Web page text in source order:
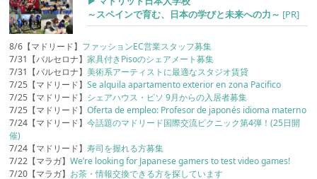
～スペインで育む、日本の学びと未来への力～ [PR]
8/6【マドリード】 ファッションEC営業スタッフ募集
7/31【バルセロナ】家具付きPisoのシェアメート募集
7/31【バルセロナ】美術系アーティストに最適なスタジオ賃貸
7/25【マドリード】Se alquila apartamento exterior en zona Pacifico
7/25【マドリード】 シェアハウス・ピソ 9月からの入居者募集
7/25【マドリード】Oferta de empleo: Profesor de japonés idioma materno
7/24【マドリード】今話題のマドリード国際交流ピクニック第4弾！(25日開
催)
7/24【マドリード】寿司を握れる方募集
7/22【マラガ】We’re looking for Japanese gamers to test video games!
7/20【マラガ】 お茶・情報交換できる方を探しています